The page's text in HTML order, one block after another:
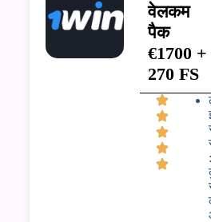
वेलकम
पैक
€1700 +
270 FS
: